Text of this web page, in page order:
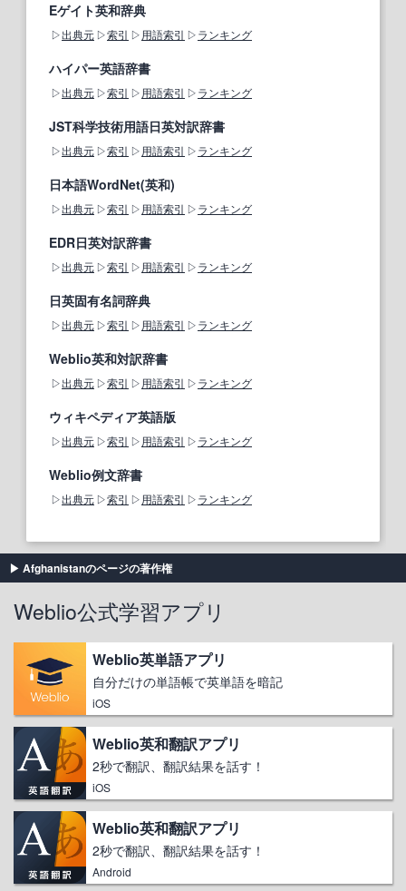
Eゲイト英和辞典
出典元 索引 用語索引 ランキング
ハイパー英語辞書
出典元 索引 用語索引 ランキング
JST科学技術用語日英対訳辞書
出典元 索引 用語索引 ランキング
日本語WordNet(英和)
出典元 索引 用語索引 ランキング
EDR日英対訳辞書
出典元 索引 用語索引 ランキング
日英固有名詞辞典
出典元 索引 用語索引 ランキング
Weblio英和対訳辞書
出典元 索引 用語索引 ランキング
ウィキペディア英語版
出典元 索引 用語索引 ランキング
Weblio例文辞書
出典元 索引 用語索引 ランキング
Afghanistanのページの著作権
Weblio公式学習アプリ
Weblio英単語アプリ
自分だけの単語帳で英単語を暗記
iOS
Weblio英和翻訳アプリ
2秒で翻訳、翻訳結果を話す！
iOS
Weblio英和翻訳アプリ
2秒で翻訳、翻訳結果を話す！
Android